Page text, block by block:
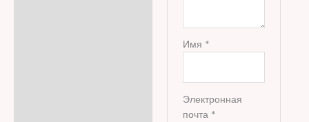
Имя *
Электронная
почта *